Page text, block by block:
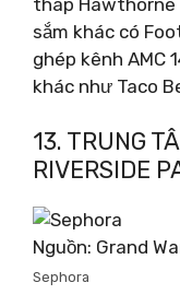
sắm khác có
ghép kênh AMC
khác như Taco
13. TRUNG
RIVERSIDE
Nguồn: Grand
Sephora